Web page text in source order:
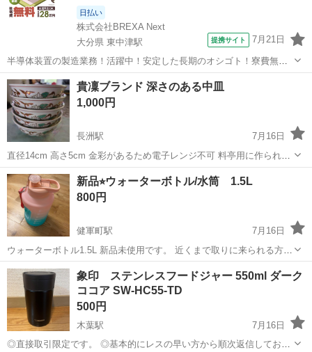
日払い
株式会社BREXA Next
大分県 東中津駅
提携サイト 7月21日
半導体装置の製造業務！活躍中！安定した長期のオシゴト！寮費無料
★赴任旅費会社負担◎20代～40代の男性活躍中★未経験活躍中！高時
給1,500円！《大分県中津市》 人気の工場のお仕事 ◇半導体装置内部
のシート製造◇ ＊クリー...
大分 中津市 東中津駅 その他
貴凜ブランド 深さのある中皿
1,000円
長洲駅
7月16日
直径14cm 高さ5cm 金彩があるため電子レンジ不可 料亭用に作られた
見栄えするお皿です。煮物、麻婆豆腐にも使えます。貴凛（きり
ん）」とは、主に割烹や料亭などの飲食店向けに展開されている業務
用高級和食器のブランド（ニュー有...
熊本 玉名郡 長洲駅 食器
新品⭐︎ウォーターボトル/水筒 1.5L
800円
健軍町駅
7月16日
ウォーターボトル1.5L 新品未使用です。 近くまで取りに来られる方優
先します☺️
熊本 熊本市 健軍町駅
象印 ステンレスフードジャー 550ml ダーク
ココア SW-HC55-TD
500円
木葉駅
7月16日
◎直接取引限定です。 ◎基本的にレスの早い方から順次返信しており